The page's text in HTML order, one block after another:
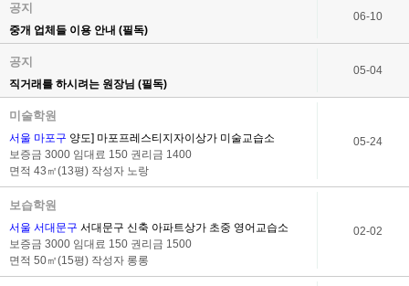
공지
중개 업체들 이용 안내 (필독)
06-10
공지
직거래를 하시려는 원장님 (필독)
05-04
미술학원
서울 마포구 양도] 마포프레스티지자이상가 미술교습소
보증금 3000 임대료 150 권리금 1400
면적 43㎡(13평) 작성자 노랑
05-24
보습학원
서울 서대문구 서대문구 신축 아파트상가 초중 영어교습소
보증금 3000 임대료 150 권리금 1500
면적 50㎡(15평) 작성자 롱롱
02-02